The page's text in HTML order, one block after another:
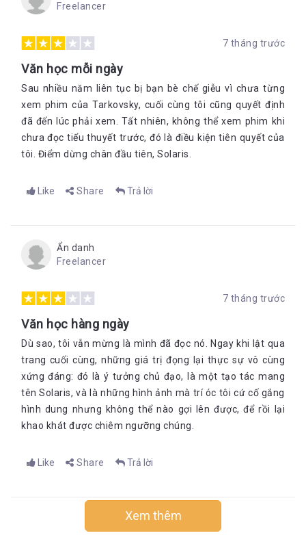
Freelancer
7 tháng trước
Văn học mỗi ngày
Sau nhiều năm liên tục bị bạn bè chế giễu vì chưa từng
xem phim của Tarkovsky, cuối cùng tôi cũng quyết định
đã đến lúc phải xem. Tất nhiên, không thể xem phim khi
chưa đọc tiểu thuyết trước, đó là điều kiện tiên quyết của
tôi. Điểm dừng chân đầu tiên, Solaris.
Like Share Trả lời
Ẩn danh
Freelancer
7 tháng trước
Văn học hàng ngày
Dù sao, tôi vẫn mừng là mình đã đọc nó. Ngay khi lật qua
trang cuối cùng, những giá trị đọng lại thực sự vô cùng
xứng đáng: đó là ý tưởng chủ đạo, là một tạo tác mang
tên Solaris, và là những hình ảnh mà trí óc tôi cứ cố gắng
hình dung nhưng không thể nào gợi lên được, để rồi lại
khao khát được chiêm ngưỡng chúng.
Like Share Trả lời
Xem thêm